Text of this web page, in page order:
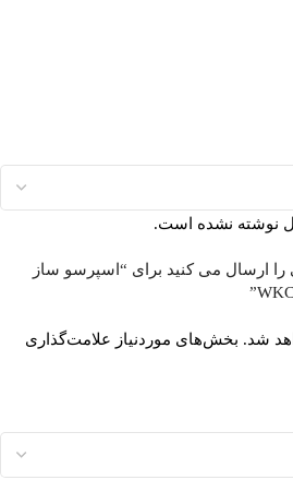
نوشته نشده است.
را ارسال می کنید برای “اسپرسو ساز
شد. بخش‌های موردنیاز علامت‌گذاری